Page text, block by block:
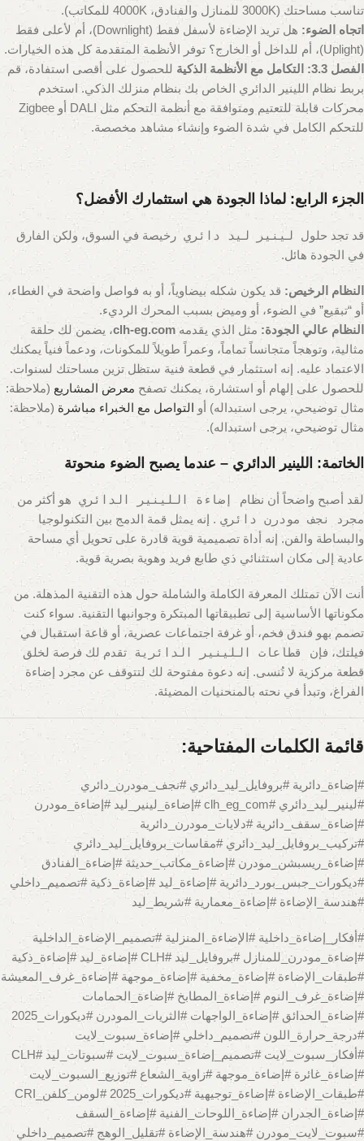
تناسب مساحتك (3000K للمنازل والفنادق، 4000K للمكاتب).
اتجاه الضوء:
هل تريد الإضاءة لأسفل فقط (Downlight)، أم لأعلى فقط
(Uplight)، أم للداخل أو الخارج؟ توفر الأنظمة المتقدمة كل هذه الخيارات.
الفصل 3.3: التكامل مع الأنظمة الذكية
للحصول على أقصى استفادة، قم
بربط نظام اللينير الدائري الخاص بك بنظام منزلك الذكي. استخدم
محركات قابلة للتعتيم ومتوافقة مع أنظمة التحكم مثل DALI أو Zigbee
للتحكم الكامل في شدة الضوء وإنشاء مشاهد مخصصة.
الجزء الرابع: لماذا الجودة هي استثمارك الأفضل؟
قد تجد حلول لينير ليد دائري رخيصة في السوق، ولكن الفارق
في الجودة هائل.
النظام الرخيص: قد يكون شكله بيضاوياً، أو به فواصل واضحة في الغطاء،
أو “تبقيع” في الضوء، أو وميض بسبب المحرك الرديء.
النظام عالي الجودة: مثل الذي يقدمه clh-eg.com، يضمن لك حلقة
مثالية، وتوهجاً متجانساً تماماً، وعمراً طويلاً للمكونات، ودعماً فنياً يمكنك
الاعتماد عليه. إنه استثمار في قطعة فنية ستظل تزين مساحتك لسنوات.
للحصول على إلهام أو استشارة، يمكنك تصفح معرض المشاريع (ملاحظة:
مثال توضيحي، يرجى استبداله) أو التواصل مع الخبراء مباشرة (ملاحظة:
مثال توضيحي، يرجى استبداله).
الخاتمة: اللينير الدائري – عندما يصبح الضوء منحوتة
لقد أصبح واضحاً أن نظام إضاءة اللينير الدائري هو أكثر من
مجرد
نجف مودرن دائري . إنه يمثل قمة الدمج بين التكنولوجيا
والبساطة والفن. إنه أداة تصميمية قوية قادرة على تحويل أي مساحة
عادية إلى مكان استثنائي ذي طابع فريد وهوية بصرية قوية.
أنت الآن تمتلك المعرفة الكاملة والشاملة حول هذه التقنية المذهلة. من
مكوناتها الأساسية إلى تطبيقاتها المبتكرة وجوانبها التقنية. سواء كنت
تصمم بهو فندق فخم، أو غرفة اجتماعات عصرية، أو قاعة استقبال في
فيلتك، فإن
قطاعات اللينير الدائرية
تقدم لك فرصة لخلق
قطعة مركزية لا تُنسى. إنه دعوة مفتوحة لك لتتوقف عن مجرد إضاءة
الفراغ، وتبدأ في نحته بالمنحنيات المضيئة.
قائمة الكلمات المفتاحية:
#إضاءة_دائرية #بروفايل_ليد_دائري #نجف_مودرن_دائري
#لينير_ليد_دائري #clh_eg_com #إضاءة_لينير_ليد #إضاءة_مودرن
#إضاءة_سقف_دائرية #دلايات_مودرن_دائرية
#تركيب_بروفايل_ليد_دائري #مقاسات_بروفايل_ليد_دائري
#إضاءة_ريسبشن_مودرن #إضاءة_مكاتب_حديثة #إضاءة_الفنادق
#ديكورات_جبس_بورد_دائرية #إضاءة_ليد #إضاءة_ذكية #تصميم_داخلي
#هندسة_الإضاءة #إضاءة_معمارية #شريط_ليد
#أفكار_إضاءة_داخلية #الإضاءة_المنزلية #تصميم_الإضاءة_الداخلية
#إضاءة_مودرن_للمنازل #بروفايل_ليد #CLH #إضاءة_ليد #إضاءة_ذكية
#طبقات_الإضاءة #إضاءة_مخفية #إضاءة_موجهة #إضاءة_غرف_المعيشة
#إضاءة_غرف_النوم #إضاءة_المطابخ #إضاءة_الحمامات
#إضاءة_الحدائق #إضاءة_الواجهات #الثريات_المودرن #ديكورات_2025
#درجة_حرارة_اللون #تصميم_داخلي #إضاءة_سبوت_لايت
#أفكار_سبوت_لايت #تصميم_إضاءة_سبوت_لايت #سبوتات_ليد #CLH
#إضاءة_غائرة #إضاءة_موجهة #زاوية_الشعاع #توزيع_السبوت_لايت
#طبقات_الإضاءة #إضاءة_توجيهية #ديكورات_2025 #لومن_كلفن_CRI
#إضاءة_الجدران #إضاءة_اللوحات_الفنية #إضاءة_السقف
#سبوت_لايت_مودرن #هندسة_الإضاءة #تقليل_الوهج #تصميم_داخلي